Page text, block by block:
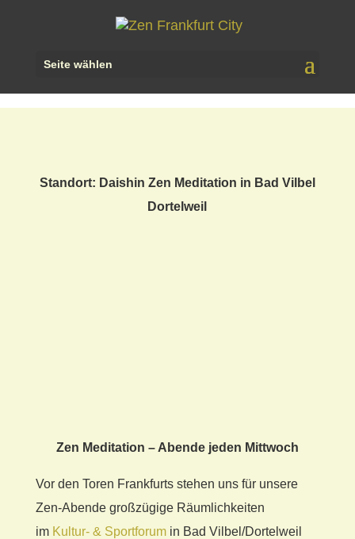
Seite wählen
Standort: Daishin Zen Meditation in Bad Vilbel
Dortelweil
Zen Meditation – Abende jeden Mittwoch
Vor den Toren Frankfurts stehen uns für unsere
Zen-Abende großzügige Räumlichkeiten
im Kultur- & Sportforumin Bad Vilbel/Dortelweil